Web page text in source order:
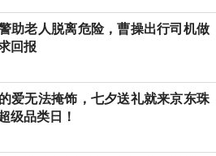
助老人脱离危险，曹操出行司机做
回报
爱无法掩饰，七夕送礼就来京东珠
级品类日！